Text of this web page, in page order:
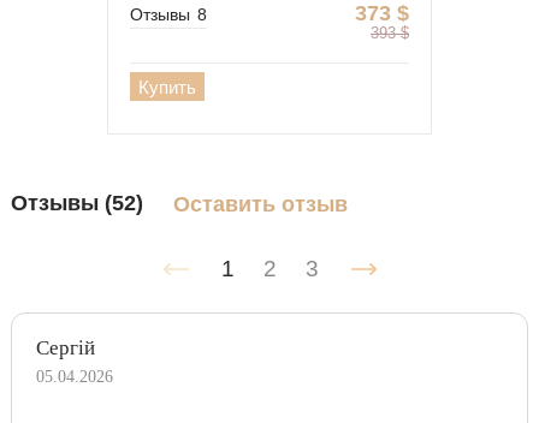
373 $
393 $
Отзывы 8
Купить
Отзывы (52) Оставить отзыв
1 2 3
Сергій
05.04.2026